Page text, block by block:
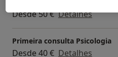
Desde 50 € Detalhes
Primeira consulta Psicologia
Desde 40 € Detalhes